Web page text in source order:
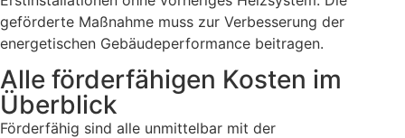
geförderte Maßnahme muss zur Verbesserung der
energetischen Gebäudeperformance beitragen.
Alle förderfähigen Kosten im
Überblick
Förderfähig sind alle unmittelbar mit der